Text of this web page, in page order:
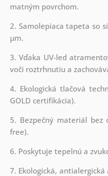
matným povrchom.
2. Samolepiaca tapeta so
µm.
3. Vďaka UV-led
voči roztrhnutiu a
4. Ekologická tlačová
GOLD certifikácia).
5. Bezpečný materiál bez
free).
6. Poskytuje tepelnú a
7. Ekologická,